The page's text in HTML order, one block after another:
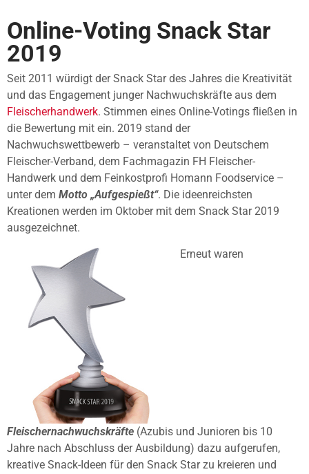
Online-Voting Snack Star
2019
Seit 2011 würdigt der Snack Star des Jahres die Kreativität
und das Engagement junger Nachwuchskräfte aus dem
Fleischerhandwerk. Stimmen eines Online-Votings fließen in
die Bewertung mit ein. 2019 stand der
Nachwuchswettbewerb – veranstaltet von Deutschem
Fleischer-Verband, dem Fachmagazin FH Fleischer-
Handwerk und dem Feinkostprofi Homann Foodservice –
unter dem Motto „Aufgespießt“. Die ideenreichsten
Kreationen werden im Oktober mit dem Snack Star 2019
ausgezeichnet.
Erneut waren
Fleischernachwuchskräfte (Azubis und Junioren bis 10
Jahre nach Abschluss der Ausbildung) dazu aufgerufen,
kreative Snack-Ideen für den Snack Star zu kreieren und